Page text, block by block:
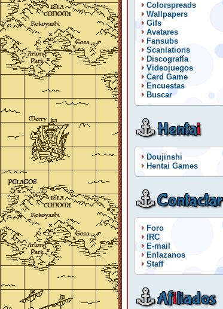
Colorspreads
Wallpapers
Gifs
Avatares
Fansubs
Scanlations
Discografía
Videojuegos
Card Game
Encuestas
Buscar
Hentai
Doujinshi
Hentai Games
Contactar
Foro
IRC
E-mail
Enlazanos
Staff
Afiliados